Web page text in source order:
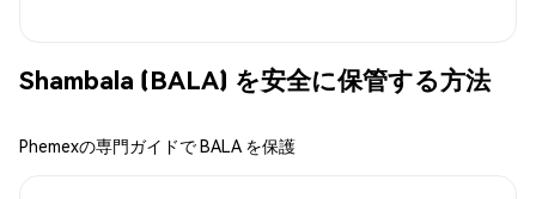
Shambala (BALA) を安全に保管する方法
Phemexの専門ガイドで BALA を保護